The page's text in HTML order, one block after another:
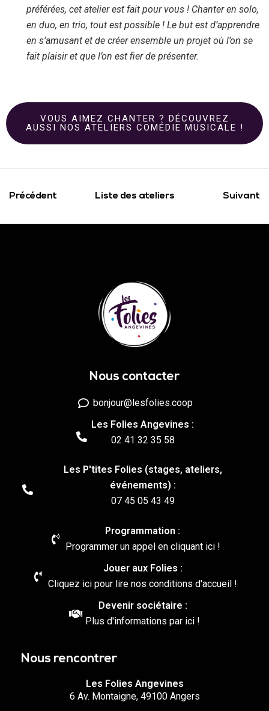
préférées, cet atelier est fait pour vous ! Chanter en solo,
en duo, en trio, tout est possible ! Le but est d’apprendre
en s’amusant et de créer ensemble un projet où l’on se
fait plaisir et que l’on est fier de présenter.
VOUS AIMEZ CHANTER ? DÉCOUVREZ
AUSSI NOS ATELIERS COMÉDIE MUSICALE !
Précédent Liste des ateliers Suivant
Nous contacter
bonjour@lesfolies.coop
Les Folies Angevines :
02 41 32 35 58
Les P'tites Folies (stages, ateliers,
événements) :
07 45 05 43 49
Programmation :
Programmer un appel en cliquant ici !
Jouer aux Folies :
Cliquez ici pour lire nos conditions d'accueil !
Devenir sociétaire :
Plus d'informations par ici !
Nous rencontrer
Les Folies Angevines
6 Av. Montaigne, 49100 Angers